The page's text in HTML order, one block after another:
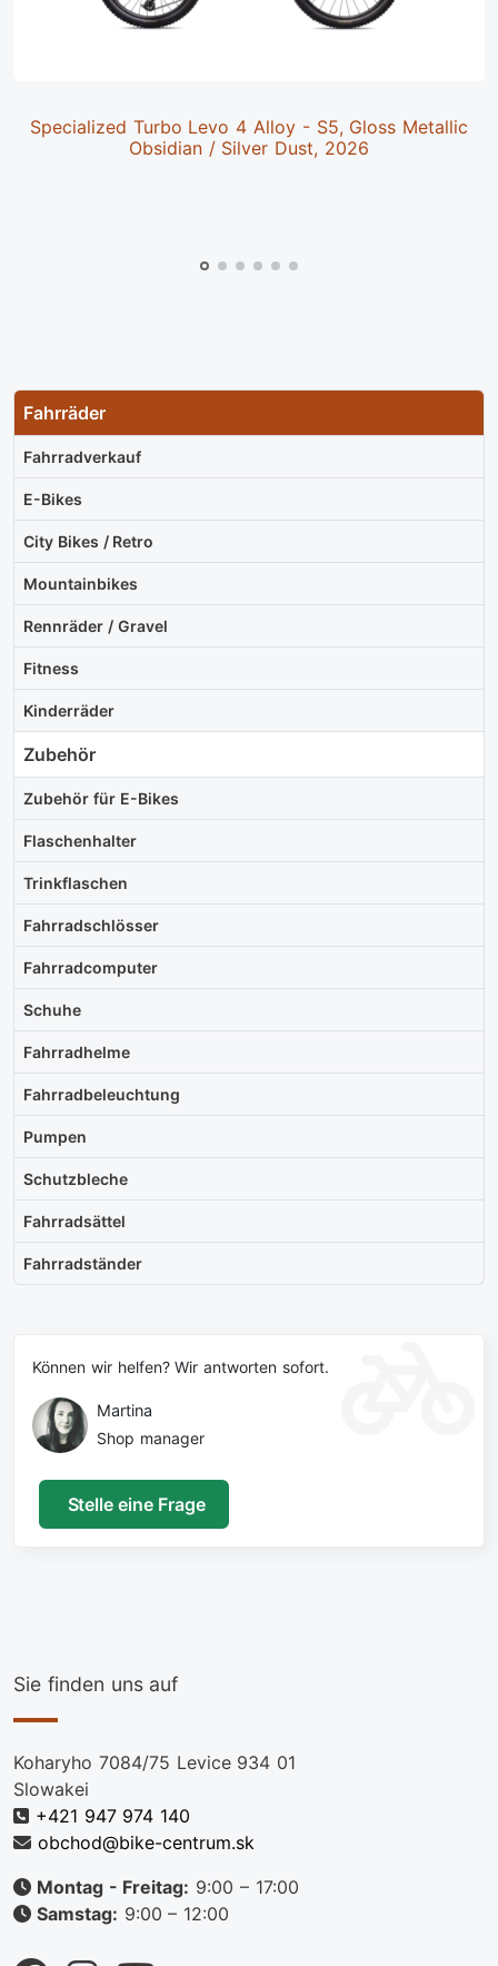
Fahrräder
Fahrradverkauf
E-Bikes
City Bikes / Retro
Mountainbikes
Rennräder / Gravel
Fitness
Kinderräder
Zubehör
Zubehör für E-Bikes
Flaschenhalter
Trinkflaschen
Fahrradschlösser
Fahrradcomputer
Schuhe
Fahrradhelme
Fahrradbeleuchtung
Pumpen
Schutzbleche
Fahrradsättel
Fahrradständer
Können wir helfen? Wir antworten sofort.
Martina
Shop manager
Stelle eine Frage
Specialized Turbo Levo 4 Alloy - S5, Gloss Metallic
Obsidian / Silver Dust, 2026
Sie finden uns auf
Koharyho 7084/75 Levice 934 01
Slowakei
+421 947 974 140
obchod@bike-centrum.sk
Montag - Freitag: 9:00 – 17:00
Samstag: 9:00 – 12:00